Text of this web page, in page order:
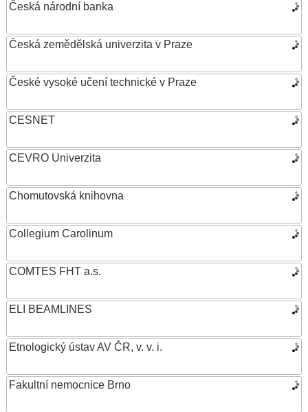
Česká národní banka
Česká zemědělská univerzita v Praze
České vysoké učení technické v Praze
CESNET
CEVRO Univerzita
Chomutovská knihovna
Collegium Carolinum
COMTES FHT a.s.
ELI BEAMLINES
Etnologický ústav AV ČR, v. v. i.
Fakultní nemocnice Brno